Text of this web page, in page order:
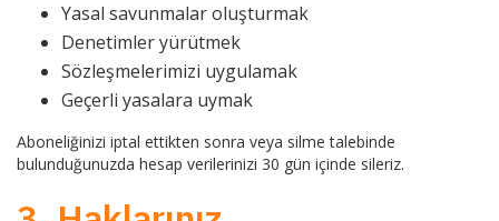
Yasal savunmalar oluşturmak
Denetimler yürütmek
Sözleşmelerimizi uygulamak
Geçerli yasalara uymak
Aboneliğinizi iptal ettikten sonra veya silme talebinde
bulunduğunuzda hesap verilerinizi 30 gün içinde sileriz.